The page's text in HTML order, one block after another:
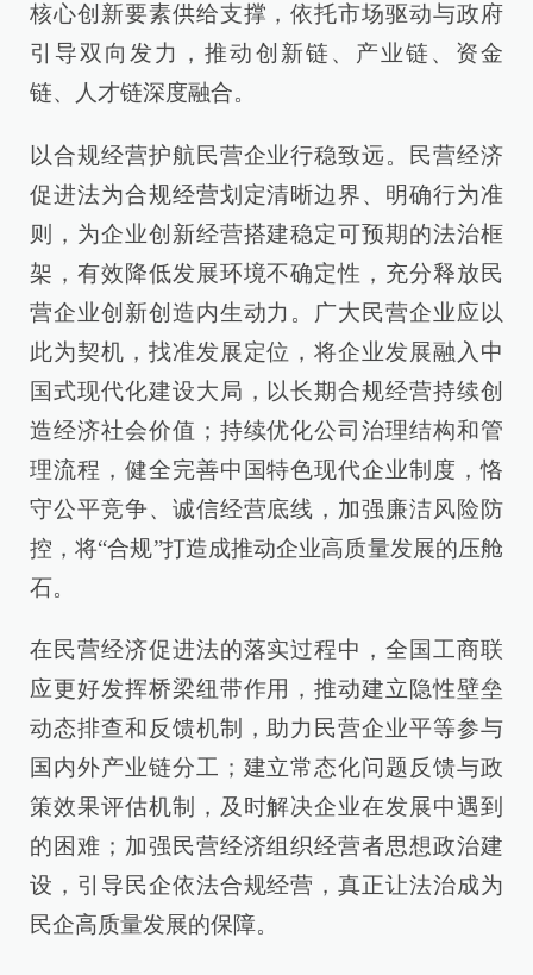
核心创新要素供给支撑，依托市场驱动与政府
引导双向发力，推动创新链、产业链、资金
链、人才链深度融合。
以合规经营护航民营企业行稳致远。民营经济
促进法为合规经营划定清晰边界、明确行为准
则，为企业创新经营搭建稳定可预期的法治框
架，有效降低发展环境不确定性，充分释放民
营企业创新创造内生动力。广大民营企业应以
此为契机，找准发展定位，将企业发展融入中
国式现代化建设大局，以长期合规经营持续创
造经济社会价值；持续优化公司治理结构和管
理流程，健全完善中国特色现代企业制度，恪
守公平竞争、诚信经营底线，加强廉洁风险防
控，将“合规”打造成推动企业高质量发展的压舱
石。
在民营经济促进法的落实过程中，全国工商联
应更好发挥桥梁纽带作用，推动建立隐性壁垒
动态排查和反馈机制，助力民营企业平等参与
国内外产业链分工；建立常态化问题反馈与政
策效果评估机制，及时解决企业在发展中遇到
的困难；加强民营经济组织经营者思想政治建
设，引导民企依法合规经营，真正让法治成为
民企高质量发展的保障。